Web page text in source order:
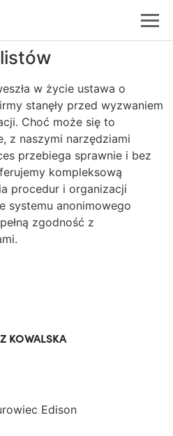
w życie ustawa o
stanęły przed wyzwaniem
Choć może się to
z naszymi narzędziami
przebiega sprawnie i bez
kompleksową
procedur i organizacji
systemu anonimowego
zgodność z
KOWALSKA
Edison